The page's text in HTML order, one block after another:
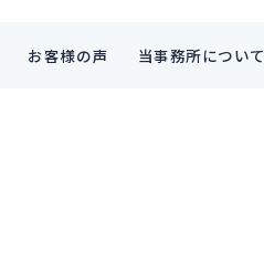
お客様の声 当事務所について